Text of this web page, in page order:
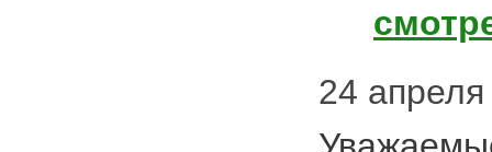
24 апреля